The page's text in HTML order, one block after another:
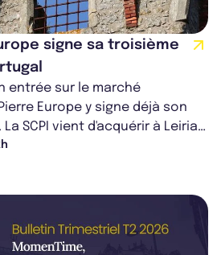
signe sa troisième
entrée sur le marché
Europe y signe déjà son
SCPI vient d'acquérir à Leiria,
un établis...